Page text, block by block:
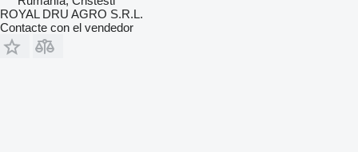
ROYAL DRU AGRO S.R.L.
Contacte con el vendedor